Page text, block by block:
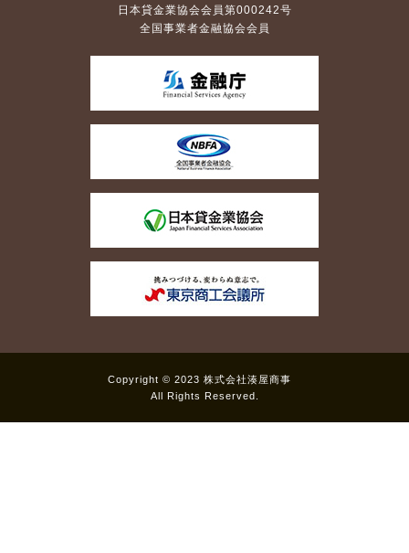
日本貸金業協会会員第000242号
全国事業者金融協会会員
Copyright © 2023 株式会社湊屋商事
All Rights Reserved.